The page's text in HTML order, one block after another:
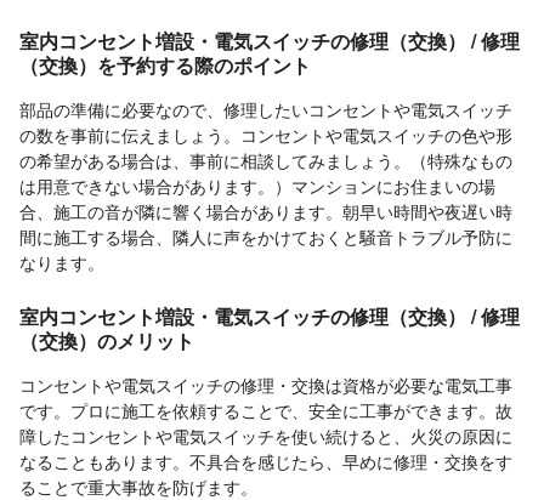
室内コンセント増設・電気スイッチの修理（交換） / 修理
（交換）を予約する際のポイント
部品の準備に必要なので、修理したいコンセントや電気スイッチ
の数を事前に伝えましょう。コンセントや電気スイッチの色や形
の希望がある場合は、事前に相談してみましょう。（特殊なもの
は用意できない場合があります。）マンションにお住まいの場
合、施工の音が隣に響く場合があります。朝早い時間や夜遅い時
間に施工する場合、隣人に声をかけておくと騒音トラブル予防に
なります。
室内コンセント増設・電気スイッチの修理（交換） / 修理
（交換）のメリット
コンセントや電気スイッチの修理・交換は資格が必要な電気工事
です。プロに施工を依頼することで、安全に工事ができます。故
障したコンセントや電気スイッチを使い続けると、火災の原因に
なることもあります。不具合を感じたら、早めに修理・交換をす
ることで重大事故を防げます。